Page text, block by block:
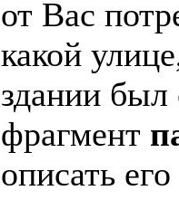
от Вас
какой
здании был
фрагмент
описать